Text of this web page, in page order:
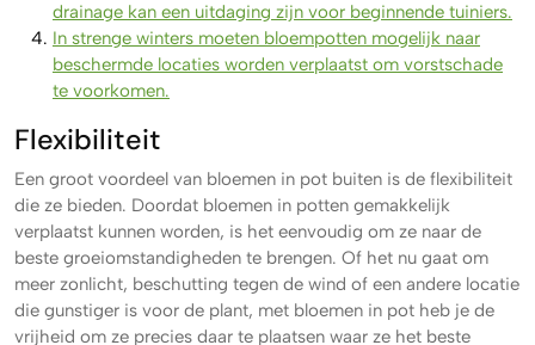
drainage kan een uitdaging zijn voor beginnende tuiniers.
In strenge winters moeten bloempotten mogelijk naar
beschermde locaties worden verplaatst om vorstschade
te voorkomen.
Flexibiliteit
Een groot voordeel van bloemen in pot buiten is de flexibiliteit
die ze bieden. Doordat bloemen in potten gemakkelijk
verplaatst kunnen worden, is het eenvoudig om ze naar de
beste groeiomstandigheden te brengen. Of het nu gaat om
meer zonlicht, beschutting tegen de wind of een andere locatie
die gunstiger is voor de plant, met bloemen in pot heb je de
vrijheid om ze precies daar te plaatsen waar ze het beste